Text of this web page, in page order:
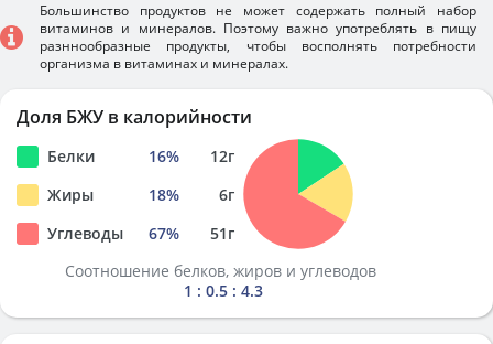
Большинство продуктов не может содержать полный набор
витаминов и минералов. Поэтому важно употреблять в пищу
разннообразные продукты, чтобы восполнять потребности
организма в витаминах и минералах.
Доля БЖУ в калорийности
Белки 16% 12г
Жиры
18% 6г
Углеводы
67% 51г
Соотношение белков, жиров и углеводов
1 : 0.5 : 4.3